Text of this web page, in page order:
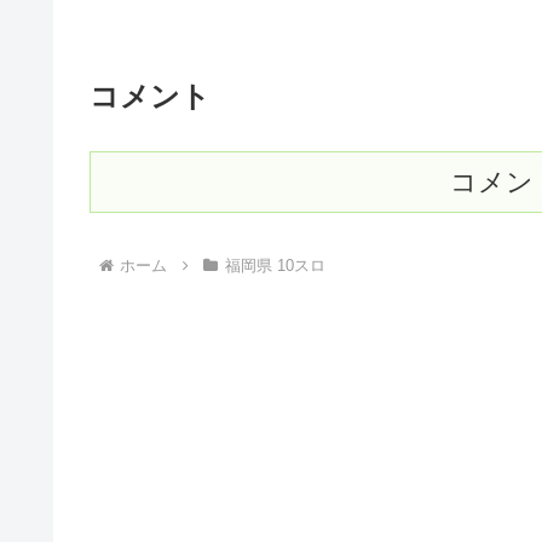
コメント
コメン
ホーム 福岡県 10スロ